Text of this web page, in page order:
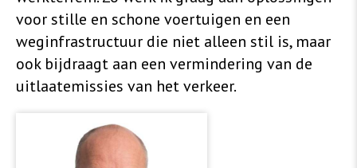
voor stille en schone voertuigen en een
weginfrastructuur die niet alleen stil is, maar
ook bijdraagt aan een vermindering van de
uitlaatemissies van het verkeer.